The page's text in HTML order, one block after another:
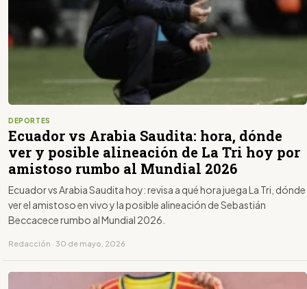
DEPORTES
Ecuador vs Arabia Saudita: hora, dónde
ver y posible alineación de La Tri hoy por
amistoso rumbo al Mundial 2026
Ecuador vs Arabia Saudita hoy: revisa a qué hora juega La Tri, dónde
ver el amistoso en vivo y la posible alineación de Sebastián
Beccacece rumbo al Mundial 2026.
Redacción · 30 de mayo, 2026